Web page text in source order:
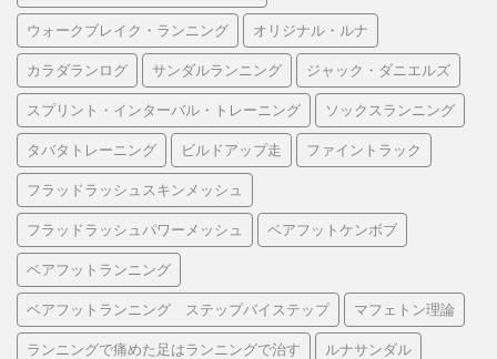
ウォークブレイク・ランニング オリジナル・ルナ
カラダランログ サンダルランニング ジャック・ダニエルズ
スプリント・インターバル・トレーニング ソックスランニング
タバタトレーニング ビルドアップ走 ファイントラック
フラッドラッシュスキンメッシュ
フラッドラッシュパワーメッシュ ベアフットケンボブ
ベアフットランニング
ベアフットランニング ステップバイステップ マフェトン理論
ランニングで痛めた足はランニングで治す ルナサンダル